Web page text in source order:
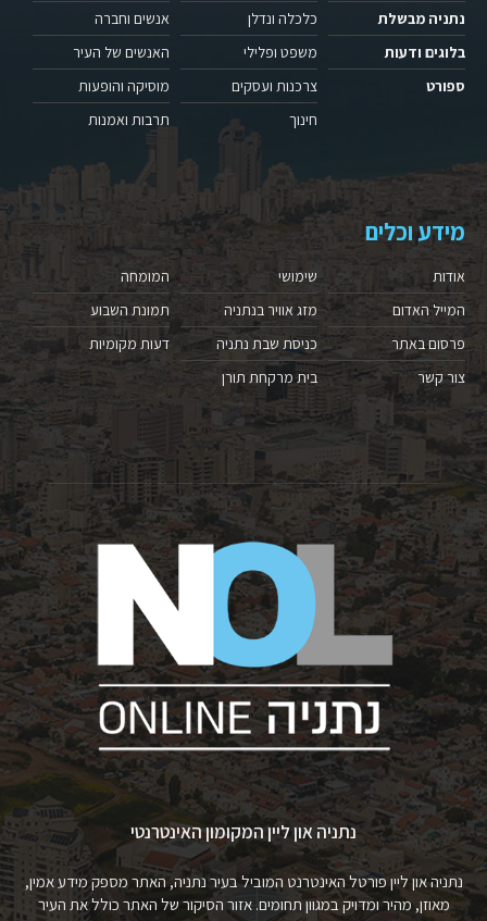
נתניה מבשלת
בלוגים ודעות
ספורט
כלכלה ונדלן
משפט ופלילי
צרכנות ועסקים
חינוך
אנשים וחברה
האנשים של העיר
מוסיקה והופעות
תרבות ואמנות
מידע וכלים
אודות
המייל האדום
פרסום באתר
צור קשר
שימושי
מזג אוויר בנתניה
כניסת שבת נתניה
בית מרקחת תורן
המומחה
תמונת השבוע
דעות מקומיות
נתניה און ליין המקומון האינטרנטי
נתניה און ליין פורטל האינטרנט המוביל בעיר נתניה, האתר מספק מידע אמין,
מאוזן, מהיר ומדויק במגוון תחומים. אזור הסיקור של האתר כולל את העיר